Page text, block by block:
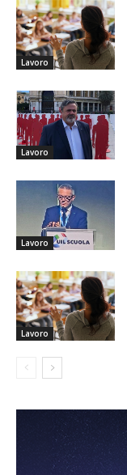
Lavoro
Lavoro
Lavoro
Lavoro